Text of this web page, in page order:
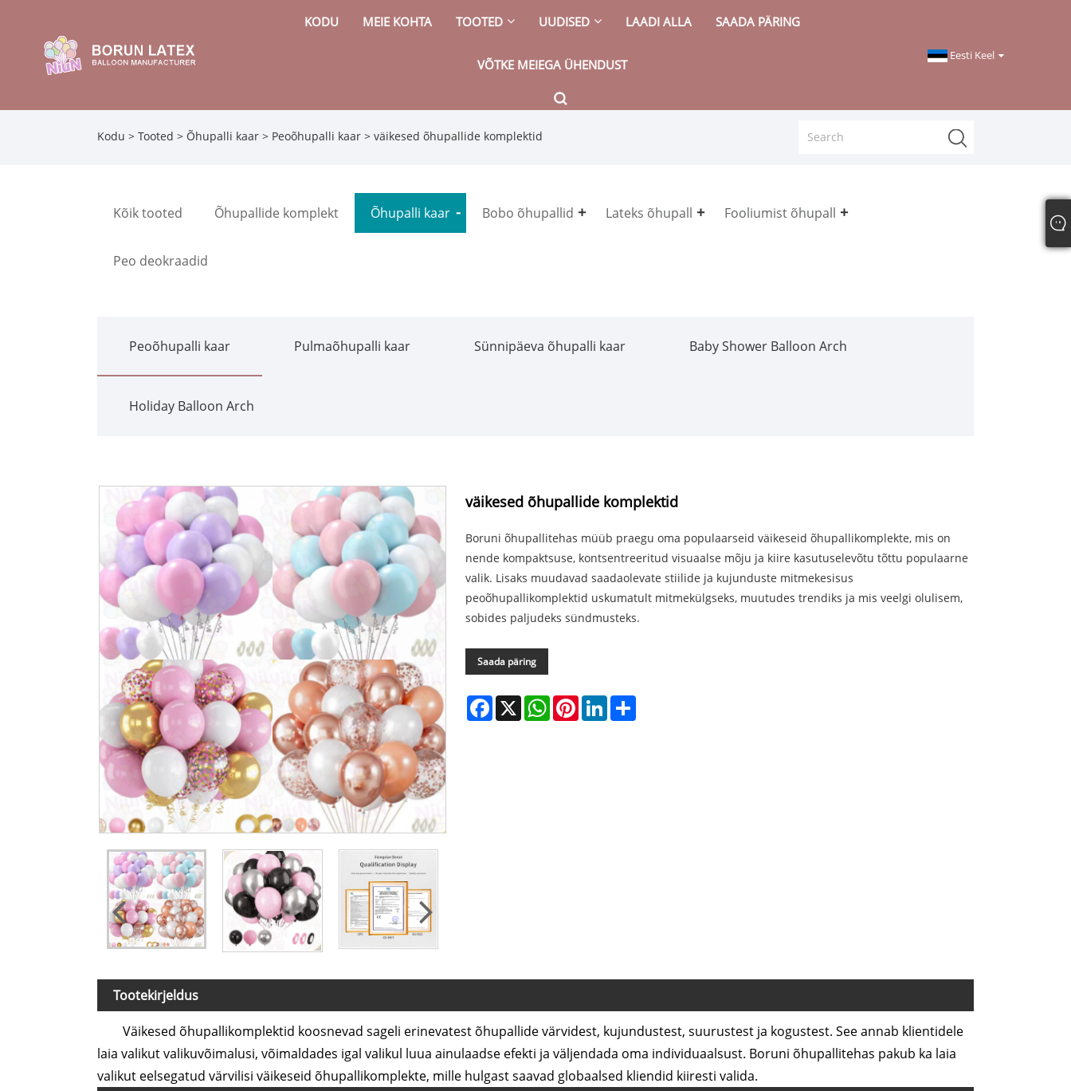
KODU MEIE KOHTA TOOTED UUDISED LAADI ALLA SAADA PÄRING
VÕTKE MEIEGA ÜHENDUST
Eesti Keel
Kodu > Tooted > Õhupalli kaar > Peoõhupalli kaar > väikesed õhupallide komplektid
Kõik tooted Õhupallide komplekt Õhupalli kaar Bobo õhupallid Lateks õhupall Fooliumist õhupall
Peo deokraadid
Peoõhupalli kaar Pulmaõhupalli kaar Sünnipäeva õhupalli kaar Baby Shower Balloon Arch
Holiday Balloon Arch
väikesed õhupallide komplektid
Boruni õhupallitehas müüb praegu oma populaarseid väikeseid õhupallikomplekte, mis on
nende kompaktsuse, kontsentreeritud visuaalse mõju ja kiire kasutuselevõtu tõttu populaarne
valik. Lisaks muudavad saadaolevate stiilide ja kujunduste mitmekesisus
peoõhupallikomplektid uskumatult mitmekülgseks, muutudes trendiks ja mis veelgi olulisem,
sobides paljudeks sündmusteks.
Saada päring
Facebook
X WhatsAppPinterestLinkedIn
Tootekirjeldus
Väikesed õhupallikomplektid koosnevad sageli erinevatest õhupallide värvidest, kujundustest, suurustest ja kogustest. See annab klientidele
laia valikut valikuvõimalusi, võimaldades igal valikul luua ainulaadse efekti ja väljendada oma individuaalsust. Boruni õhupallitehas pakub ka laia
valikut eelsegatud värvilisi väikeseid õhupallikomplekte, mille hulgast saavad globaalsed kliendid kiiresti valida.